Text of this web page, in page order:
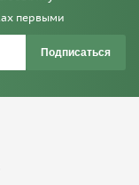
первыми
Подписаться